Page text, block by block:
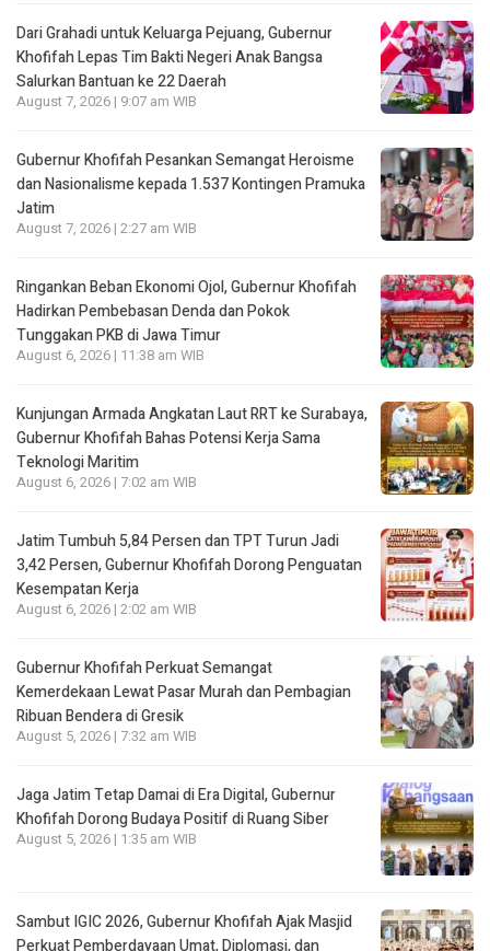
Dari Grahadi untuk Keluarga Pejuang, Gubernur
Khofifah Lepas Tim Bakti Negeri Anak Bangsa
Salurkan Bantuan ke 22 Daerah
August 7, 2026 | 9:07 am WIB
Gubernur Khofifah Pesankan Semangat Heroisme
dan Nasionalisme kepada 1.537 Kontingen Pramuka
Jatim
August 7, 2026 | 2:27 am WIB
Ringankan Beban Ekonomi Ojol, Gubernur Khofifah
Hadirkan Pembebasan Denda dan Pokok
Tunggakan PKB di Jawa Timur
August 6, 2026 | 11:38 am WIB
Kunjungan Armada Angkatan Laut RRT ke Surabaya,
Gubernur Khofifah Bahas Potensi Kerja Sama
Teknologi Maritim
August 6, 2026 | 7:02 am WIB
Jatim Tumbuh 5,84 Persen dan TPT Turun Jadi
3,42 Persen, Gubernur Khofifah Dorong Penguatan
Kesempatan Kerja
August 6, 2026 | 2:02 am WIB
Gubernur Khofifah Perkuat Semangat
Kemerdekaan Lewat Pasar Murah dan Pembagian
Ribuan Bendera di Gresik
August 5, 2026 | 7:32 am WIB
Jaga Jatim Tetap Damai di Era Digital, Gubernur
Khofifah Dorong Budaya Positif di Ruang Siber
August 5, 2026 | 1:35 am WIB
Sambut IGIC 2026, Gubernur Khofifah Ajak Masjid
Perkuat Pemberdayaan Umat, Diplomasi, dan